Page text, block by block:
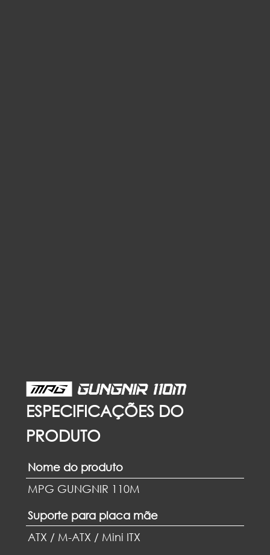
ESPECIFICAÇÕES DO
PRODUTO
Nome do produto
MPG GUNGNIR 110M
Suporte para placa mãe
ATX / M-ATX / Mini ITX